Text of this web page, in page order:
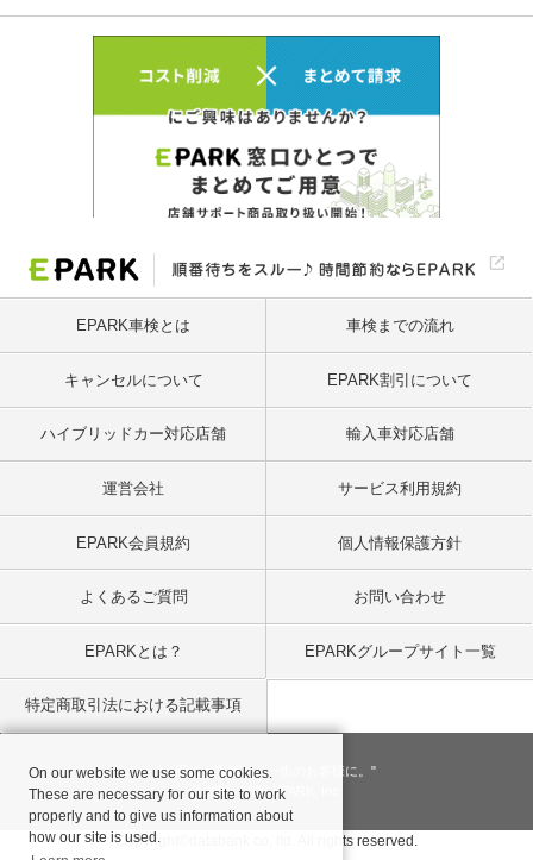
EPARK車検とは 車検までの流れ
キャンセルについて EPARK割引について
ハイブリッドカー対応店舗 輸入車対応店舗
運営会社 サービス利用規約
EPARK会員規約 個人情報保護方針
よくあるご質問 お問い合わせ
EPARKとは？ EPARKグループサイト一覧
特定商取引法における記載事項
"一回のお客様を、一生のお客様に。"
© 2001- 2026 EPARK, Inc.
Copyright©databank co, ltd. All rights reserved.
On our website we use some cookies.
These are necessary for our site to work
properly and to give us information about
how our site is used.